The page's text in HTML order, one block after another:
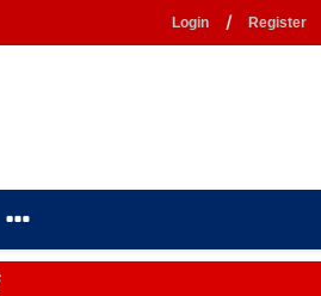
Login / Register